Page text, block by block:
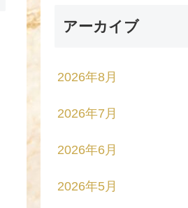
アーカイブ
2026年8月
2026年7月
2026年6月
2026年5月